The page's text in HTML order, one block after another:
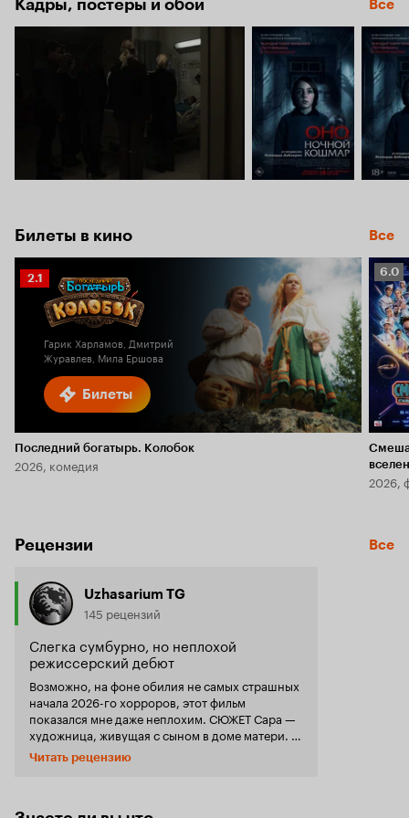
Кадры, постеры и обои Все
Билеты в кино Все
Билеты
Рейтинг
Кинопоиска
2.1
Гарик Харламов, Дмитрий
Журавлев, Мила Ершова
Последний богатырь. Колобок
2026, комедия
6.0
6.0
2026,
Рецензии Все
Uzhasarium TG
145 рецензий
Слегка сумбурно, но неплохой
режиссерский дебют
Возможно, на фоне обилия не самых страшных
начала 2026-го хорроров, этот фильм
показался мне даже неплохим. СЮЖЕТ Сара —
художница, живущая с сыном в доме матери. В
свой дом она вернуться не может из-за тяжелых
переживаний: её дочь погибла в
Читать рецензию